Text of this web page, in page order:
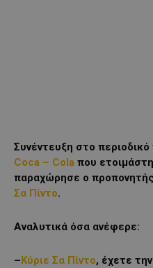
Συνέντευξη στο περιοδικό
Coca – Cola που
παραχώρησε ο
Σα Πίντο.
Αναλυτικά όσα ανέφερε:
–Κύριε Σα Πίντο, έχετε